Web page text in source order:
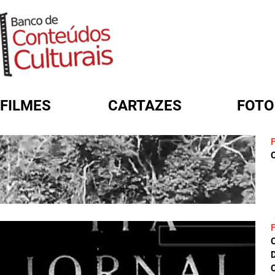
FILMES CARTAZES
FORMULÁRIO DE BUSCA